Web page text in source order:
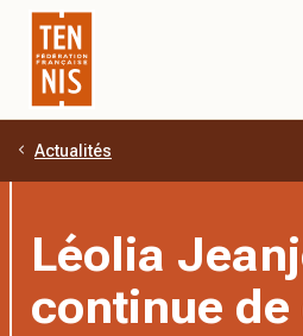
Aller au contenu principal
Actualités
Léolia
continue